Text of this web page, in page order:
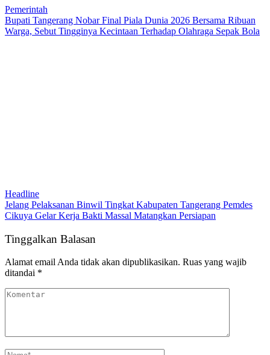
Pemerintah
Bupati Tangerang Nobar Final Piala Dunia 2026 Bersama Ribuan
Warga, Sebut Tingginya Kecintaan Terhadap Olahraga Sepak Bola
Headline
Jelang Pelaksanan Binwil Tingkat Kabupaten Tangerang Pemdes
Cikuya Gelar Kerja Bakti Massal Matangkan Persiapan
Tinggalkan Balasan
Alamat email Anda tidak akan dipublikasikan. Ruas yang wajib
ditandai *